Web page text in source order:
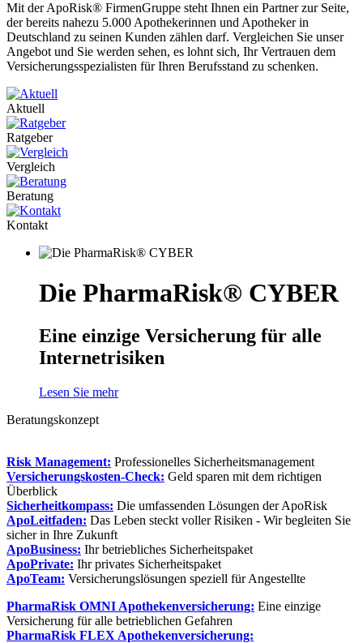
Mit der ApoRisk® FirmenGruppe steht Ihnen ein Partner zur Seite,
der bereits nahezu 5.000 Apothekerinnen und Apotheker in
Deutschland zu seinen Kunden zählen darf. Vergleichen Sie unser
Angebot und Sie werden sehen, es lohnt sich, Ihr Vertrauen dem
Versicherungsspezialisten für Ihren Berufsstand zu schenken.
Aktuell
Ratgeber
Vergleich
Beratung
Kontakt
Die PharmaRisk® CYBER
Eine einzige Versicherung für alle
Internetrisiken
Lesen Sie mehr
Beratungskonzept
Risk Management: Professionelles Sicherheitsmanagement
Versicherungskosten-Check: Geld sparen mit dem richtigen
Überblick
Sicherheitkompass: Die umfassenden Lösungen der ApoRisk
ApoLeitfaden: Das Leben steckt voller Risiken - Wir begleiten Sie
sicher in Ihre Zukunft
ApoBusiness: Ihr betriebliches Sicherheitspaket
ApoPrivate: Ihr privates Sicherheitspaket
ApoTeam: Versicherungslösungen speziell für Angestellte
PharmaRisk OMNI Apothekenversicherung: Eine einzige
Versicherung für alle betrieblichen Gefahren
PharmaRisk FLEX Apothekenversicherung: